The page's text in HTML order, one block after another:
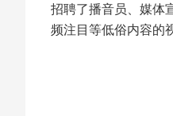
招聘了播音员、媒体
频注目等低俗内容的